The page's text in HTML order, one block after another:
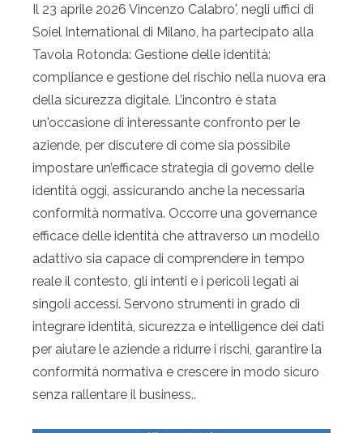
Il 23 aprile 2026 Vincenzo Calabro', negli uffici di
Soiel International di Milano, ha partecipato alla
Tavola Rotonda: Gestione delle identità:
compliance e gestione del rischio nella nuova era
della sicurezza digitale. L’incontro è stata
un'occasione di interessante confronto per le
aziende, per discutere di come sia possibile
impostare un’efficace strategia di governo delle
identità oggi, assicurando anche la necessaria
conformità normativa. Occorre una governance
efficace delle identità che attraverso un modello
adattivo sia capace di comprendere in tempo
reale il contesto, gli intenti e i pericoli legati ai
singoli accessi. Servono strumenti in grado di
integrare identità, sicurezza e intelligence dei dati
per aiutare le aziende a ridurre i rischi, garantire la
conformità normativa e crescere in modo sicuro
senza rallentare il business..